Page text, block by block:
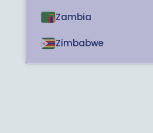
Zambia
Zimbabwe